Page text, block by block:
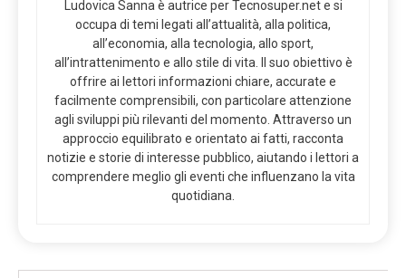
Ludovica Sanna è autrice per Tecnosuper.net e si
occupa di temi legati all’attualità, alla politica,
all’economia, alla tecnologia, allo sport,
all’intrattenimento e allo stile di vita. Il suo obiettivo è
offrire ai lettori informazioni chiare, accurate e
facilmente comprensibili, con particolare attenzione
agli sviluppi più rilevanti del momento. Attraverso un
approccio equilibrato e orientato ai fatti, racconta
notizie e storie di interesse pubblico, aiutando i lettori a
comprendere meglio gli eventi che influenzano la vita
quotidiana.